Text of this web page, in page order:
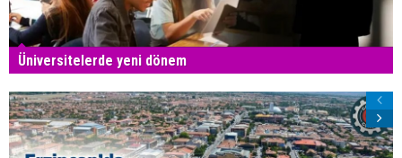
Üniversitelerde yeni dönem